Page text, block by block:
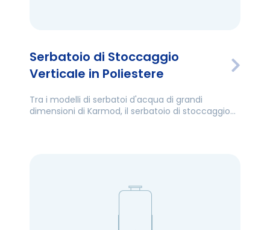
Serbatoio di Stoccaggio
Verticale in Poliestere
Tra i modelli di serbatoi d'acqua di grandi
dimensioni di Karmod, il serbatoio di stoccaggio